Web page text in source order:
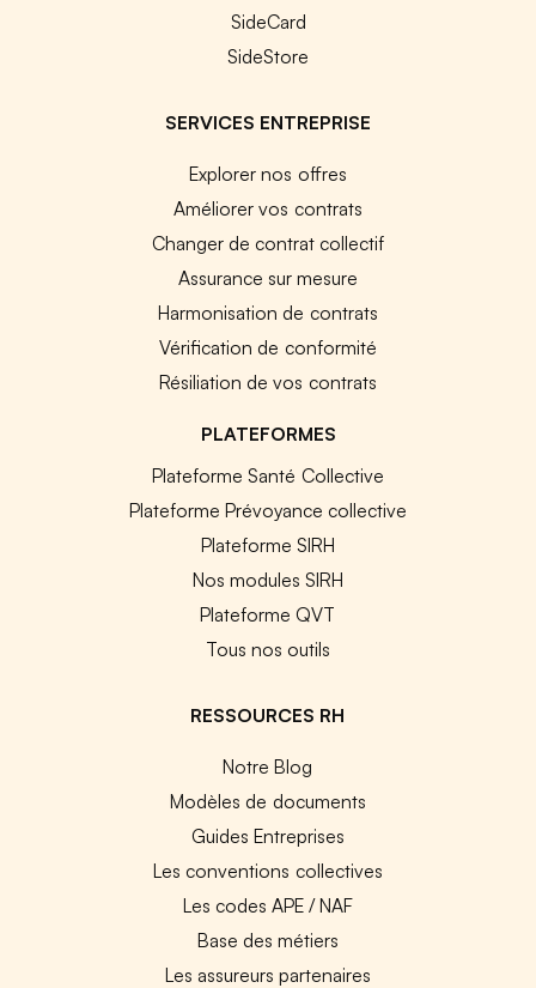
SideCard
SideStore
SERVICES ENTREPRISE
Explorer nos offres
Améliorer vos contrats
Changer de contrat collectif
Assurance sur mesure
Harmonisation de contrats
Vérification de conformité
Résiliation de vos contrats
PLATEFORMES
Plateforme Santé Collective
Plateforme Prévoyance collective
Plateforme SIRH
Nos modules SIRH
Plateforme QVT
Tous nos outils
RESSOURCES RH
Notre Blog
Modèles de documents
Guides Entreprises
Les conventions collectives
Les codes APE / NAF
Base des métiers
Les assureurs partenaires